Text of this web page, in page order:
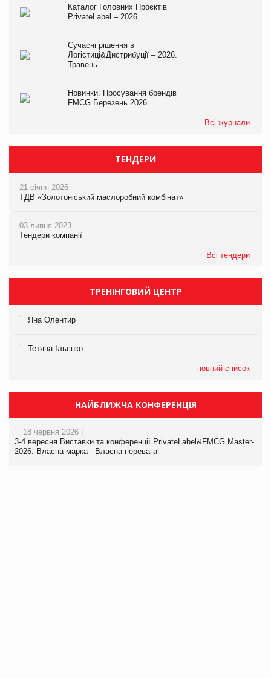
Каталог Головних Проєктів
PrivateLabel – 2026
Сучасні рішення в
Логістиці&Дистрибуції – 2026.
Травень
Новинки. Просування брендів
FMCG.Березень 2026
Всі журнали
ТЕНДЕРИ
21 січня 2026
ТДВ «Золотоніський маслоробний комбінат»
03 липня 2023
Тендери компанії
Всі тендери
ТРЕНІНГОВИЙ ЦЕНТР
Яна Олентир
Тетяна Ільєнко
повний список
НАЙБЛИЖЧА КОНФЕРЕНЦІЯ
18 червня 2026 |
3-4 вересня Виставки та конференції PrivateLabel&FMCG Master-
2026: Власна марка - Власна перевага